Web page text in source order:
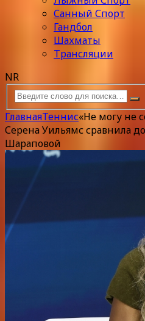
Санный Спорт
Гандбол
Шахматы
Трансляции
NR
ГлавнаяТеннис«Не могу не
Серена Уильямс сравнила
Шараповой